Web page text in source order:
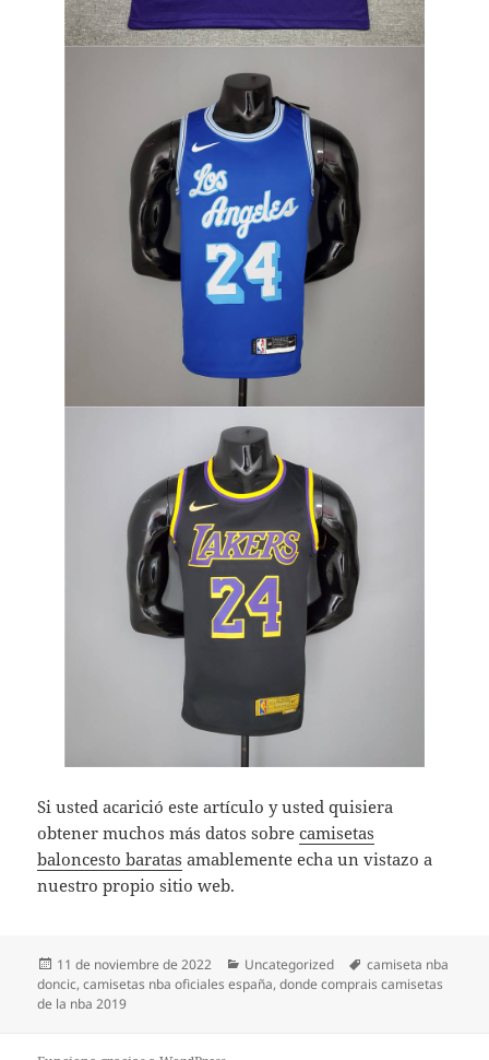
Si usted acarició este artículo y usted quisiera
obtener muchos más datos sobrecamisetas
baloncesto baratas amablemente echa un vistazo a
nuestro propio sitio web.
Publicado
el
11 de noviembre de 2022 Categorías
Uncategorized Etiquetas
camiseta nba
doncic,camisetas nba oficiales españa,donde comprais camisetas
de la nba 2019